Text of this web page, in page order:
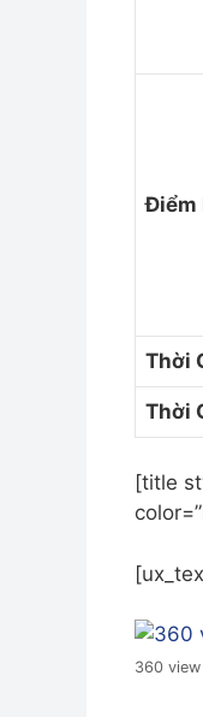
Điểm
Thời
Thời
[title
360 view